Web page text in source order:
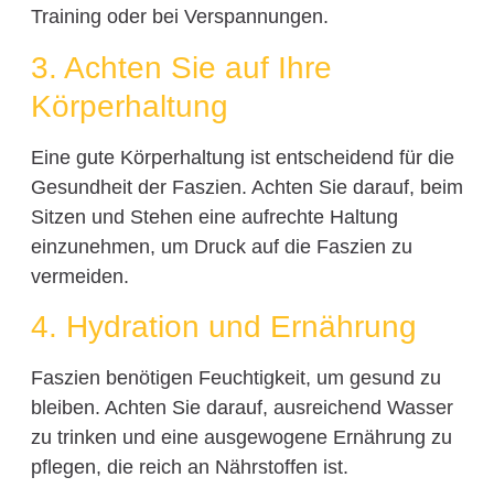
Training oder bei Verspannungen.
3. Achten Sie auf Ihre
Körperhaltung
Eine gute Körperhaltung ist entscheidend für die
Gesundheit der Faszien. Achten Sie darauf, beim
Sitzen und Stehen eine aufrechte Haltung
einzunehmen, um Druck auf die Faszien zu
vermeiden.
4. Hydration und Ernährung
Faszien benötigen Feuchtigkeit, um gesund zu
bleiben. Achten Sie darauf, ausreichend Wasser
zu trinken und eine ausgewogene Ernährung zu
pflegen, die reich an Nährstoffen ist.